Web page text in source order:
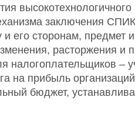
высокотехнологичного
заключения
и его сторонам, предмет
расторжения и
налогоплательщиков –
на прибыль
бюджет,